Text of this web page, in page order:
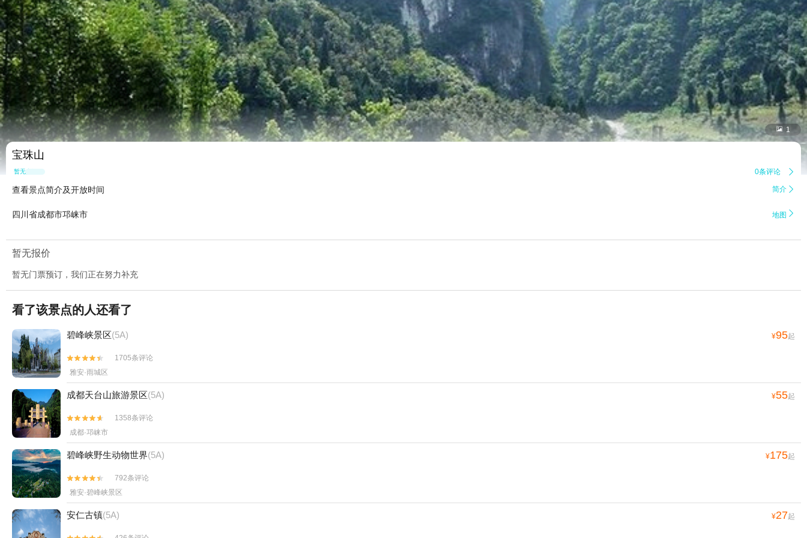
 1
宝珠山
暂无点评 0条评论 
查看景点简介及开放时间 简介 
四川省成都市邛崃市 地图 
暂无报价
暂无门票预订，我们正在努力补充
看了该景点的人还看了
碧峰峡景区(5A) ¥95起


1705条评论
雅安·雨城区
成都天台山旅游景区(5A) ¥55起


1358条评论
成都·邛崃市
碧峰峡野生动物世界(5A) ¥175起


792条评论
雅安·碧峰峡景区
安仁古镇(5A) ¥27起